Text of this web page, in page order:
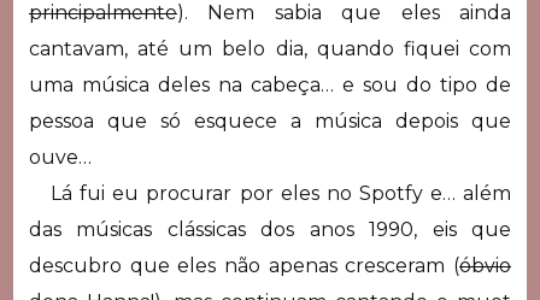
principalmente). Nem sabia que eles ainda
cantavam, até um belo dia, quando fiquei com
uma música deles na cabeça… e sou do tipo de
pessoa que só esquece a música depois que
ouve…
Lá fui eu procurar por eles no Spotfy e… além
das músicas clássicas dos anos 1990, eis que
descubro que eles não apenas cresceram (óbvio